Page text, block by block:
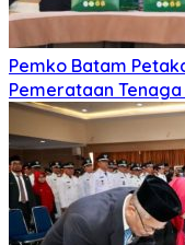
Pemko Batam
Pemerataan Tenaga